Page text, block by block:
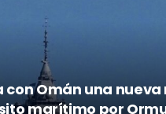
con Omán una nueva
marítimo por